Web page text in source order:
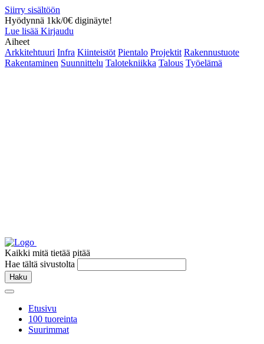
Siirry sisältöön
Hyödynnä 1kk/0€ diginäyte!
Lue lisää Kirjaudu
Aiheet
Arkkitehtuuri Infra Kiinteistöt Pientalo Projektit Rakennustuote
Rakentaminen Suunnittelu Talotekniikka Talous Työelämä
Kaikki mitä tietää pitää
Hae tältä sivustolta
Haku
Etusivu
100 tuoreinta
Suurimmat